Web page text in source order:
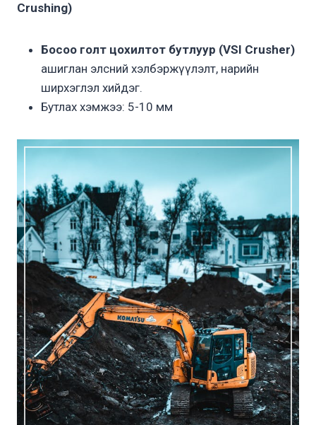
Crushing)
Босоо голт цохилтот бутлуур (VSI Crusher)
ашиглан элсний хэлбэржүүлэлт, нарийн
ширхэглэл хийдэг.
Бутлах хэмжээ: 5-10 мм